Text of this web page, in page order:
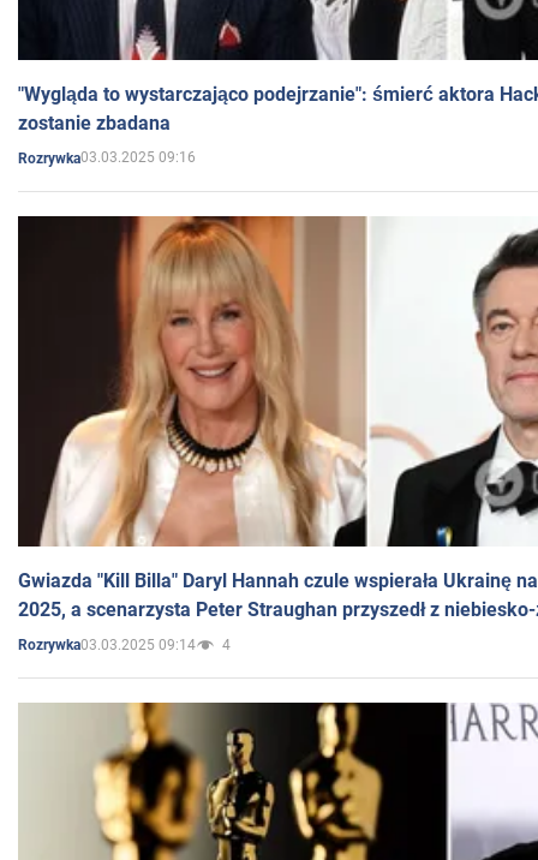
"Wygląda to wystarczająco podejrzanie": śmierć aktora
zostanie zbadana
Rozrywka03.03.2025 09:16
Gwiazda "Kill Billa" Daryl Hannah czule wspierała Ukrainę
2025, a scenarzysta Peter Straughan przyszedł z
Rozrywka03.03.2025 09:14 4